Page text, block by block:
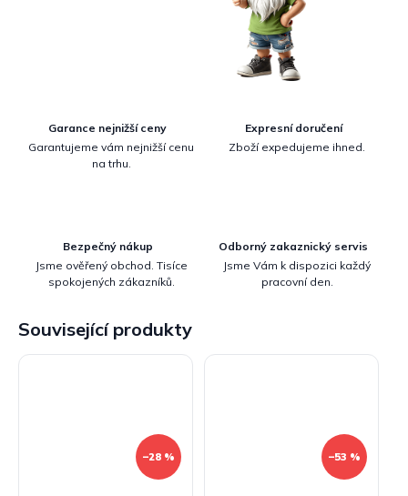
Garance nejnižší ceny
Garantujeme vám nejnižší cenu
na trhu.
Expresní doručení
Zboží expedujeme ihned.
Bezpečný nákup
Jsme ověřený obchod. Tisíce
spokojených zákazníků.
Odborný zakaznický servis
Jsme Vám k dispozici každý
pracovní den.
Související produkty
–28 % –53 %